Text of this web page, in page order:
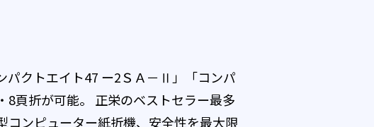
パクトエイト47 ー2ＳＡ－Ⅱ」「コンパ
頁折が可能。 正栄のベストセラー最多
コンピューター紙折機、安全性を最大限